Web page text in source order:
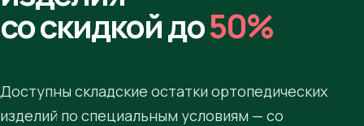
со скидкой до50%
Доступны складские остатки ортопедических
изделий по специальным условиям — со